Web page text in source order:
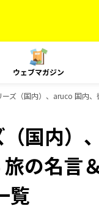
ウェブマガジン
ズ（国内）、aruco 国内
国内）
の名言
覧